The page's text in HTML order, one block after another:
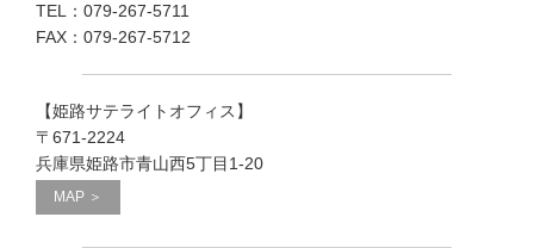
TEL：079-267-5711
FAX：079-267-5712
【姫路サテライトオフィス】
〒671-2224
兵庫県姫路市青山西5丁目1-20
MAP ＞